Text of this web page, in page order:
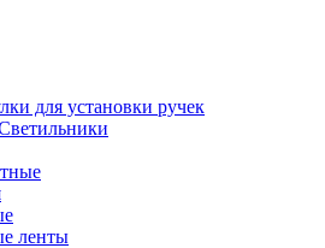
для установки ручек
ленты